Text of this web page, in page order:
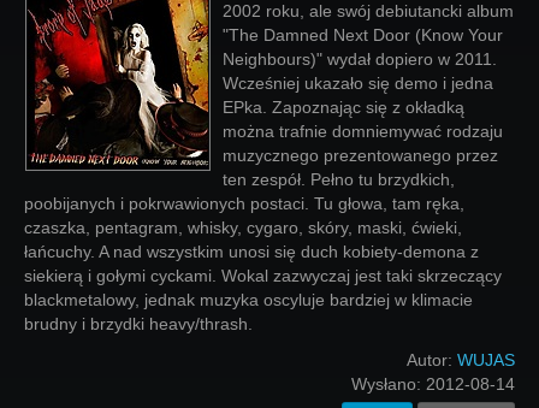
2002 roku, ale swój debiutancki album
"The Damned Next Door (Know Your
Neighbours)" wydał dopiero w 2011.
Wcześniej ukazało się demo i jedna
EPka. Zapoznając się z okładką
można trafnie domniemywać rodzaju
muzycznego prezentowanego przez
ten zespół. Pełno tu brzydkich,
poobijanych i pokrwawionych postaci. Tu głowa, tam ręka,
czaszka, pentagram, whisky, cygaro, skóry, maski, ćwieki,
łańcuchy. A nad wszystkim unosi się duch kobiety-demona z
siekierą i gołymi cyckami. Wokal zazwyczaj jest taki skrzeczący
blackmetalowy, jednak muzyka oscyluje bardziej w klimacie
brudny i brzydki heavy/thrash.
Autor: WUJAS
Wysłano: 2012-08-14